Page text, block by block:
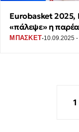
Eurobasket 2025,
«πάλεψε» η
ΜΠΑΣΚΕΤ·10.09.2025
1